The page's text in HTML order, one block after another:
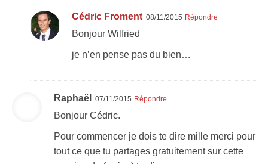
Cédric Froment 08/11/2015 Répondre
Bonjour Wilfried
je n’en pense pas du bien…
Raphaël 07/11/2015 Répondre
Bonjour Cédric.
Pour commencer je dois te dire mille merci pour
tout ce que tu partages gratuitement sur cette